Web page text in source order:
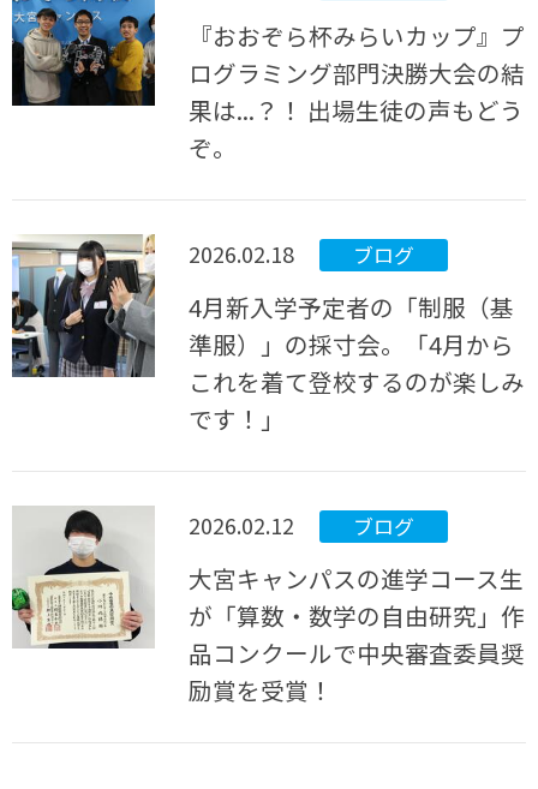
『おおぞら杯みらいカップ』プ
ログラミング部門決勝大会の結
果は...？！ 出場生徒の声もどう
ぞ。
2026.02.18 ブログ
4月新入学予定者の「制服（基
準服）」の採寸会。「4月から
これを着て登校するのが楽しみ
です！」
2026.02.12 ブログ
大宮キャンパスの進学コース生
が「算数・数学の自由研究」作
品コンクールで中央審査委員奨
励賞を受賞！